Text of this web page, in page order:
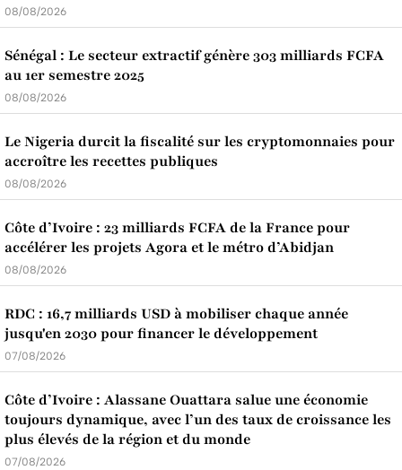
08/08/2026
Sénégal : Le secteur extractif génère 303 milliards FCFA
au 1er semestre 2025
08/08/2026
Le Nigeria durcit la fiscalité sur les cryptomonnaies pour
accroître les recettes publiques
08/08/2026
Côte d’Ivoire : 23 milliards FCFA de la France pour
accélérer les projets Agora et le métro d’Abidjan
08/08/2026
RDC : 16,7 milliards USD à mobiliser chaque année
jusqu'en 2030 pour financer le développement
07/08/2026
Côte d’Ivoire : Alassane Ouattara salue une économie
toujours dynamique, avec l’un des taux de croissance les
plus élevés de la région et du monde
07/08/2026